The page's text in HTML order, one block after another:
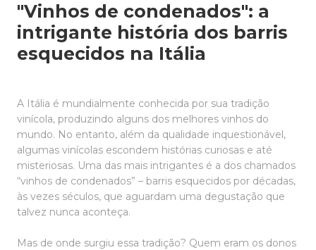
"Vinhos de condenados": a
intrigante história dos barris
esquecidos na Itália
A Itália é mundialmente conhecida por sua tradição
vinícola, produzindo alguns dos melhores vinhos do
mundo. No entanto, além da qualidade inquestionável,
algumas vinícolas escondem histórias curiosas e até
misteriosas. Uma das mais intrigantes é a dos chamados
“vinhos de condenados” – barris esquecidos por décadas,
às vezes séculos, que aguardam uma degustação que
talvez nunca aconteça.
Mas de onde surgiu essa tradição? Quem eram os donos